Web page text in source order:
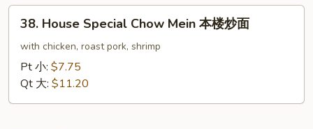
炒
House
Special
Chow
Mein
38. House Special Chow Mein 本楼炒面
with chicken, roast pork, shrimp
Pt 小: $7.75
Qt 大: $11.20